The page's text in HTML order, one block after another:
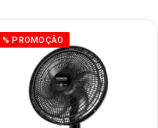
% PROMOÇÃO